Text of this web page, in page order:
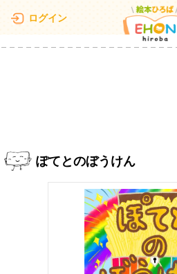
ログイン
ぽてとのぼうけん